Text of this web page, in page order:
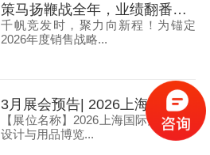
策马扬鞭战全年，业绩翻番定乾坤！2026 销售目标冲刺，我们使命必达！
千帆竞发时，聚力向新程！为锚定
2026年度销售战略...
3月展会预告| 2026上海国际酒店工程设计与用品博览会，大牌镜业诚邀您莅临
【展位名称】2026上海国际酒店工程
设计与用品博览...